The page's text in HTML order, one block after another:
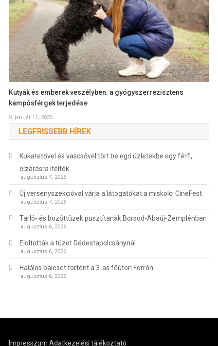
Kutyák és emberek veszélyben: a gyógyszerrezisztens
kampósférgek terjedése
január 11, 2025
LEGFRISSEBB HÍREK
Kukatetővel és vascsővel tört be egri üzletekbe egy férfi,
elzárásra ítélték
augusztus 7, 2026
Új versenyszekcióval várja a látogatókat a miskolci CineFest
augusztus 7, 2026
Tarló- és bozóttüzek pusztítanak Borsod-Abaúj-Zemplénban
augusztus 6, 2026
Eloltották a tüzet Dédestapolcsánynál
augusztus 6, 2026
Halálos baleset történt a 3-as főúton Forrón
augusztus 6, 2026
Impresszum Adatkezelési tájékoztató